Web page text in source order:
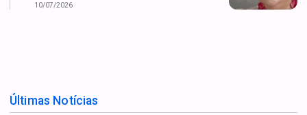
10/07/2026
Últimas Notícias